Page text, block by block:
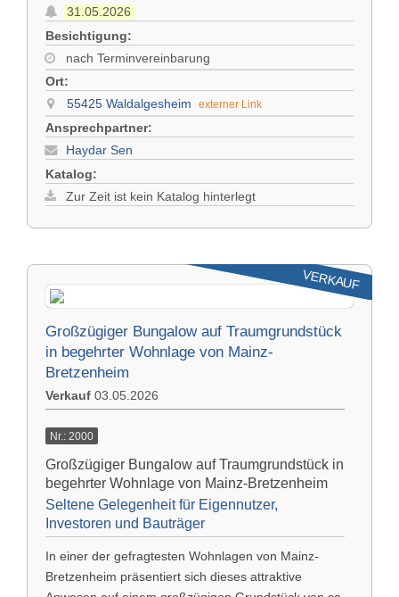
31.05.2026
Besichtigung:
nach Terminvereinbarung
Ort:
55425 Waldalgesheim
externer Link
Ansprechpartner:
Haydar Sen
Katalog:
Zur Zeit ist kein Katalog hinterlegt
VERKAUF
Großzügiger Bungalow auf Traumgrundstück
in begehrter Wohnlage von Mainz-
Bretzenheim
Verkauf 03.05.2026
Nr.: 2000
Großzügiger Bungalow auf Traumgrundstück in
begehrter Wohnlage von Mainz-Bretzenheim
Seltene Gelegenheit für Eigennutzer,
Investoren und Bauträger
In einer der gefragtesten Wohnlagen von Mainz-
Bretzenheim präsentiert sich dieses attraktive